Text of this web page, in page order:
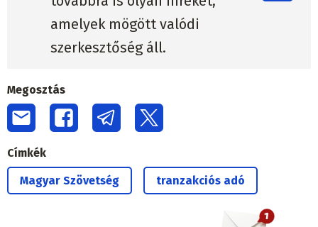
amelyek mögött valódi
szerkesztőség áll.
Megosztás
Címkék
Magyar Szövetség tranzakciós adó